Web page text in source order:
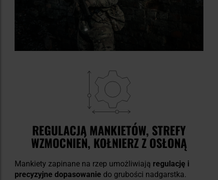
REGULACJA MANKIETÓW, STREFY
WZMOCNIEŃ, KOŁNIERZ Z OSŁONĄ
Mankiety zapinane na rzep umożliwiają regulację i
precyzyjne dopasowanie do grubości nadgarstka.